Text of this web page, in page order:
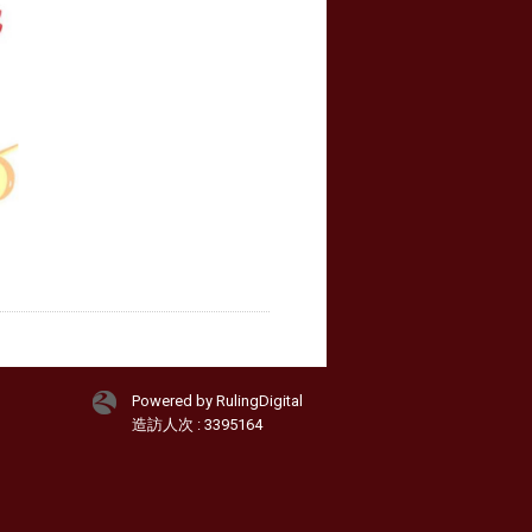
Powered by RulingDigital
造訪人次 : 3395164